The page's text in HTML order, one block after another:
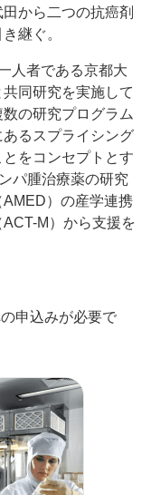
から二つの抗癌剤
継ぐ。
人者である京都大
同研究を実施して
の研究プログラム
るスプライシング
をコンセプトとす
パ腫治療薬の研究
）の産学連携
M）から支援を
申込みが必要で